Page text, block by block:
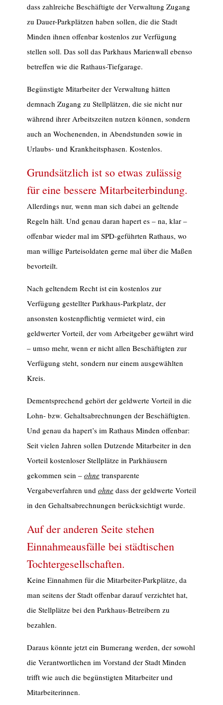
dass zahlreiche Beschäftigte der Verwaltung Zugang
zu Dauer-Parkplätzen haben sollen, die die Stadt
Minden ihnen offenbar kostenlos zur Verfügung
stellen soll. Das soll das Parkhaus Marienwall ebenso
betreffen wie die Rathaus-Tiefgarage.
Begünstigte Mitarbeiter der Verwaltung hätten
demnach Zugang zu Stellplätzen, die sie nicht nur
während ihrer Arbeitszeiten nutzen können, sondern
auch an Wochenenden, in Abendstunden sowie in
Urlaubs- und Krankheitsphasen. Kostenlos.
Grundsätzlich ist so etwas zulässig
für eine bessere Mitarbeiterbindung.
Allerdings nur, wenn man sich dabei an geltende
Regeln hält. Und genau daran hapert es – na, klar –
offenbar wieder mal im SPD-geführten Rathaus, wo
man willige Parteisoldaten gerne mal über die Maßen
bevorteilt.
Nach geltendem Recht ist ein kostenlos zur
Verfügung gestellter Parkhaus-Parkplatz, der
ansonsten kostenpflichtig vermietet wird, ein
geldwerter Vorteil, der vom Arbeitgeber gewährt wird
– umso mehr, wenn er nicht allen Beschäftigten zur
Verfügung steht, sondern nur einem ausgewählten
Kreis.
Dementsprechend gehört der geldwerte Vorteil in die
Lohn- bzw. Gehaltsabrechnungen der Beschäftigten.
Und genau da hapert’s im Rathaus Minden offenbar:
Seit vielen Jahren sollen Dutzende Mitarbeiter in den
Vorteil kostenloser Stellplätze in Parkhäusern
gekommen sein – ohne transparente
Vergabeverfahren und ohne dass der geldwerte Vorteil
in den Gehaltsabrechnungen berücksichtigt wurde.
Auf der anderen Seite stehen
Einnahmeausfälle bei städtischen
Tochtergesellschaften.
Keine Einnahmen für die Mitarbeiter-Parkplätze, da
man seitens der Stadt offenbar darauf verzichtet hat,
die Stellplätze bei den Parkhaus-Betreibern zu
bezahlen.
Daraus könnte jetzt ein Bumerang werden, der sowohl
die Verantwortlichen im Vorstand der Stadt Minden
trifft wie auch die begünstigten Mitarbeiter und
Mitarbeiterinnen.